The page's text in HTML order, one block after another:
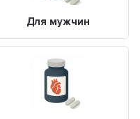
Для мужчин